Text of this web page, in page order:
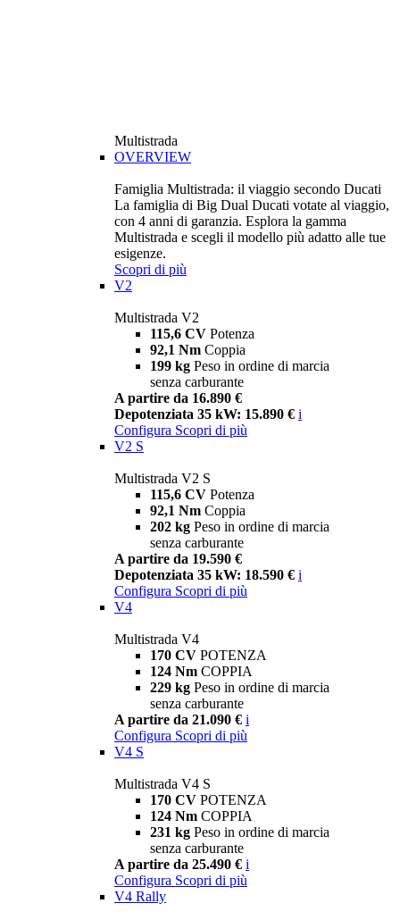
Multistrada
OVERVIEW
Famiglia Multistrada: il viaggio secondo Ducati
La famiglia di Big Dual Ducati votate al viaggio,
con 4 anni di garanzia. Esplora la gamma
Multistrada e scegli il modello più adatto alle tue
esigenze.
Scopri di più
V2
Multistrada V2
115,6 CV Potenza
92,1 Nm Coppia
199 kg Peso in ordine di marcia
senza carburante
A partire da 16.890 €
Depotenziata 35 kW: 15.890 € i
Configura Scopri di più
V2 S
Multistrada V2 S
115,6 CV Potenza
92,1 Nm Coppia
202 kg Peso in ordine di marcia
senza carburante
A partire da 19.590 €
Depotenziata 35 kW: 18.590 € i
Configura Scopri di più
V4
Multistrada V4
170 CV POTENZA
124 Nm COPPIA
229 kg Peso in ordine di marcia
senza carburante
A partire da 21.090 € i
Configura Scopri di più
V4 S
Multistrada V4 S
170 CV POTENZA
124 Nm COPPIA
231 kg Peso in ordine di marcia
senza carburante
A partire da 25.490 € i
Configura Scopri di più
V4 Rally